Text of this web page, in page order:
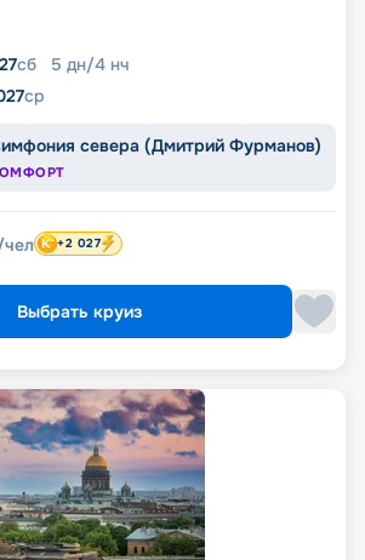
сб 5 дн/4 нч
ср
севера (Дмитрий Фурманов)
+2 027
Выбрать круиз